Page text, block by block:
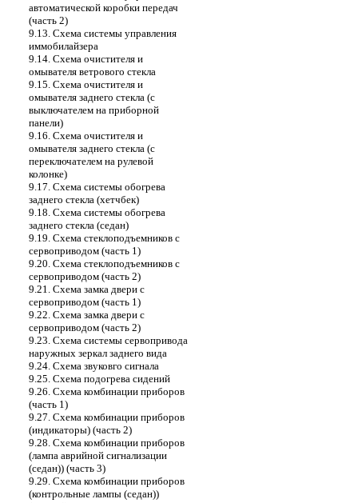
автоматической коробки передач
(часть 2)
9.13. Схема системы управления
иммобилайзера
9.14. Схема очистителя и
омывателя ветрового стекла
9.15. Схема очистителя и
омывателя заднего стекла (с
выключателем на приборной
панели)
9.16. Схема очистителя и
омывателя заднего стекла (с
переключателем на рулевой
колонке)
9.17. Схема системы обогрева
заднего стекла (хетчбек)
9.18. Схема системы обогрева
заднего стекла (седан)
9.19. Схема стеклоподъемников с
сервоприводом (часть 1)
9.20. Схема стеклоподъемников с
сервоприводом (часть 2)
9.21. Схема замка двери с
сервоприводом (часть 1)
9.22. Схема замка двери с
сервоприводом (часть 2)
9.23. Схема системы сервопривода
наружных зеркал заднего вида
9.24. Схема звуковго сигнала
9.25. Схема подогрева сидений
9.26. Схема комбинации приборов
(часть 1)
9.27. Схема комбинации приборов
(индикаторы) (часть 2)
9.28. Схема комбинации приборов
(лампа аврийной сигнализации
(седан)) (часть 3)
9.29. Схема комбинации приборов
(контрольные лампы (седан))